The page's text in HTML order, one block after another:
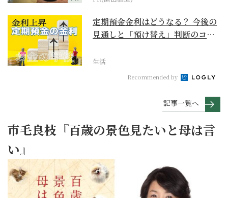
定期預金金利はどうなる？ 今後の
見通しと「預け替え」判断のコツ
生活
Recommended by
記事一覧へ
市毛良枝『百歳の景色見たいと母は言
い』